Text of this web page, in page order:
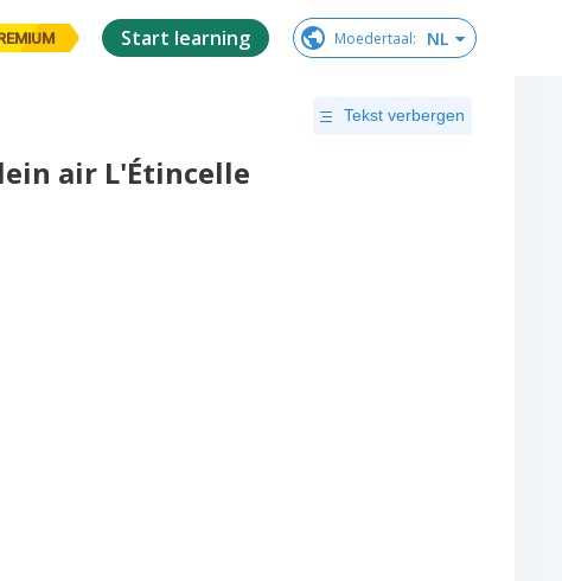
Start learning Moedertaal: NL
Tekst verbergen
air L'Étincelle